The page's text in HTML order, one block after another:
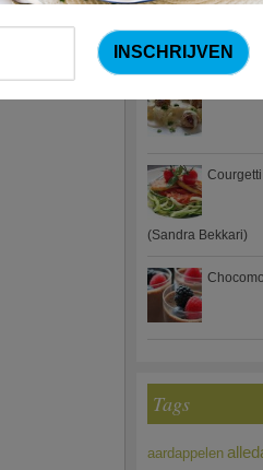
(Sandra Bekkari)
Tags
aardappelen